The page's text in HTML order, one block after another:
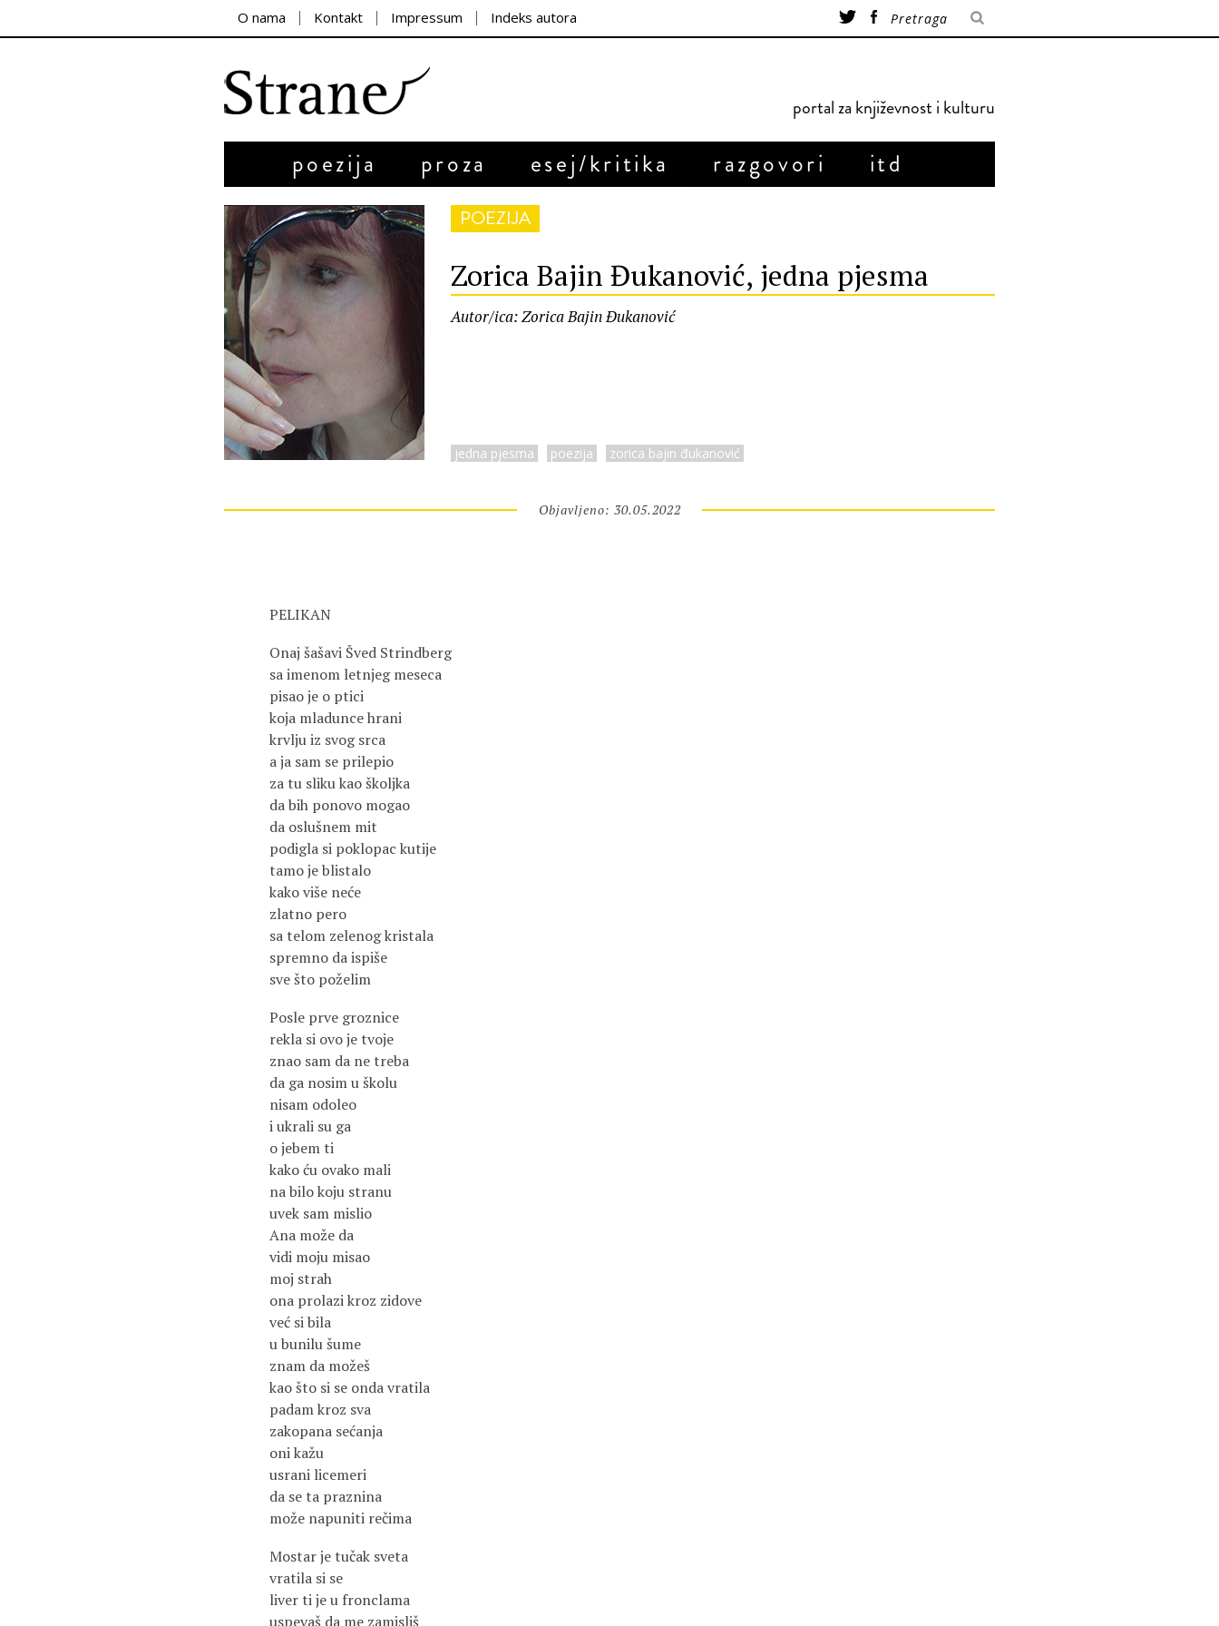
O nama Kontakt Impressum Indeks autora
portal za književnost i kulturu
poezija proza esej/kritika razgovori itd
POEZIJA
Zorica Bajin Đukanović, jedna pjesma
Autor/ica: Zorica Bajin Đukanović
jedna pjesma poezija zorica bajin đukanović
Objavljeno: 30.05.2022
PELIKAN
Onaj šašavi Šved Strindberg
sa imenom letnjeg meseca
pisao je o ptici
koja mladunce hrani
krvlju iz svog srca
a ja sam se prilepio
za tu sliku kao školjka
da bih ponovo mogao
da oslušnem mit
podigla si poklopac kutije
tamo je blistalo
kako više neće
zlatno pero
sa telom zelenog kristala
spremno da ispiše
sve što poželim
Posle prve groznice
rekla si ovo je tvoje
znao sam da ne treba
da ga nosim u školu
nisam odoleo
i ukrali su ga
o jebem ti
kako ću ovako mali
na bilo koju stranu
uvek sam mislio
Ana može da
vidi moju misao
moj strah
ona prolazi kroz zidove
već si bila
u bunilu šume
znam da možeš
kao što si se onda vratila
padam kroz sva
zakopana sećanja
oni kažu
usrani licemeri
da se ta praznina
može napuniti rečima
Mostar je tučak sveta
vratila si se
liver ti je u fronclama
uspevaš da me zamisliš